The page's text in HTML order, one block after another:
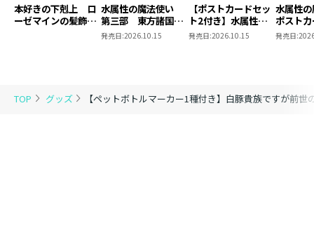
TOP グッズ 【ペットボトルマーカー1種付き】白豚貴族ですが前
本好きの下剋上 ロ
ーゼマインの髪飾り
水属性の魔法使い
第三部 東方諸国編
8 同時発売まとめ
買いセット
発売日:2026.10.15
【ポストカードセッ
ト2付き】水属性の
魔法使い 第三部
東方諸国編8
発売日:2026.10.15
水属性
ポスト
2
発売日: